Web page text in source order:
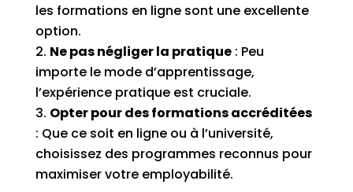
les formations en ligne sont une excellente
option.
Ne pas négliger la pratique: Peu
importe le mode d’apprentissage,
l’expérience pratique est cruciale.
Opter pour des formations accréditées
: Que ce soit en ligne ou à l’université,
choisissez des programmes reconnus pour
maximiser votre employabilité.